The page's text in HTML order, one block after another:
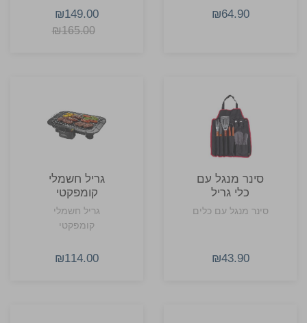
כיפיים של אימוג'ים
₪64.90
₪149.00
₪165.00
סינר מנגל עם
כלי גריל
סינר מנגל עם כלים
₪43.90
גריל חשמלי
קומפקטי
גריל חשמלי
קומפקטי
₪114.00